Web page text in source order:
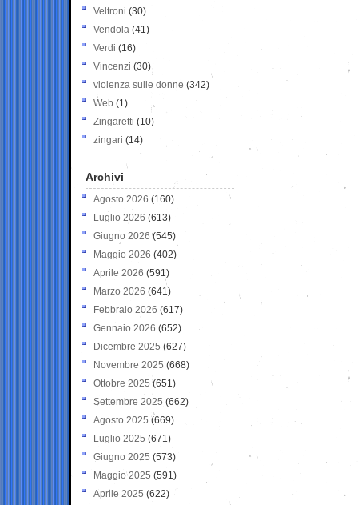
Veltroni (30)
Vendola (41)
Verdi (16)
Vincenzi (30)
violenza sulle donne (342)
Web (1)
Zingaretti (10)
zingari (14)
Archivi
Agosto 2026 (160)
Luglio 2026 (613)
Giugno 2026 (545)
Maggio 2026 (402)
Aprile 2026 (591)
Marzo 2026 (641)
Febbraio 2026 (617)
Gennaio 2026 (652)
Dicembre 2025 (627)
Novembre 2025 (668)
Ottobre 2025 (651)
Settembre 2025 (662)
Agosto 2025 (669)
Luglio 2025 (671)
Giugno 2025 (573)
Maggio 2025 (591)
Aprile 2025 (622)